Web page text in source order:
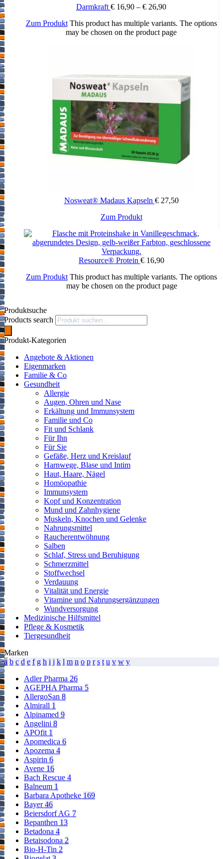
Darmkraft€ 16,90 – € 26,90
Zum Produkt This product has multiple variants. The options
may be chosen on the product page
Nosweat® Madaus Kapseln €27,50
Zum Produkt
Resource® Protein € 16,90
Zum Produkt This product has multiple variants. The options
may be chosen on the product page
Produktsuche
Products search
Produkt-Kategorien
Angebote & Aktionen
Eigenmarken
Familie & Co
Gesundheit
Allergie
Augen, Ohren und Nase
Erkältung und Immunsystem
Familie und Co
Fit und Schlank
Für Ihn
Für Sie
Gefäße, Herz und Kreislauf
Harnwege, Blase und Intim
Haut, Haare, Nägel
Homöopathie
Immunsystem
Kopf und Konzentration
Mund und Zahnhygiene
Muskeln, Knochen und Gelenke
Nahrungsmittel
Raucherentwöhnung
Salben
Schlaf, Stress und Beruhigung
Schmerzmittel
Stoffwechsel
Verdauung
Vitalität und Energie
Vitamine und Nahrungsergänzungen
Wundversorgung
Medizinische Hilfsmittel
Pflege & Kosmetik
Tiergesundheit
Marken
a b c d e f g h i j k l m n o p r s t u v w y
Adler Pharma 26
AGEPHA Pharma 5
AllergoSan 8
Almirall 1
Alpinamed 9
Angelini 8
APOfit 1
Apomedica 6
Apozema 4
Aspirin 6
Avene 16
Bach Rescue 4
Balneum 1
Barbara Apotheke 169
Bayer46
Beiersdorf AG 7
Bepanthen 13
Betadona 4
Betaisodona 2
Bio-H-Tin 2